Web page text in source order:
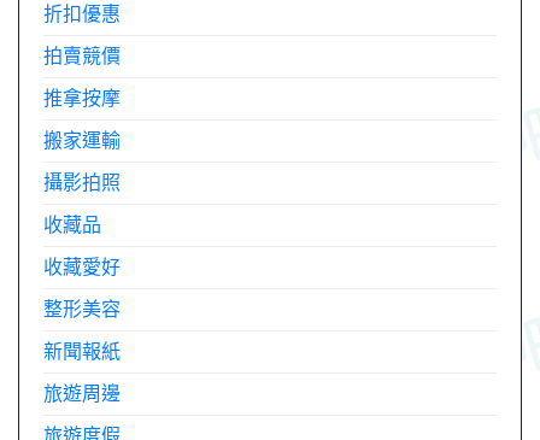
折扣優惠
拍賣競價
推拿按摩
搬家運輸
攝影拍照
收藏品
收藏愛好
整形美容
新聞報紙
旅遊周邊
旅遊度假